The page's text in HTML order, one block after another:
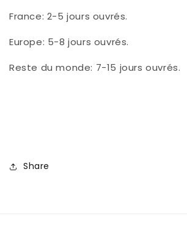
France: 2-5 jours ouvrés.
Europe: 5-8 jours ouvrés.
Reste du monde: 7-15 jours ouvrés.
Share